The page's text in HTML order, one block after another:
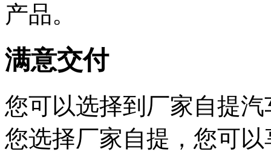
产品。
满意交付
您可以选择到厂家自提
您选择厂家自提，您可